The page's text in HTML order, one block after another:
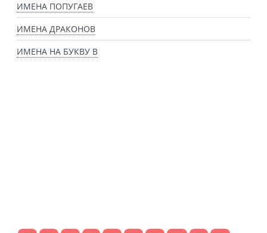
ИМЕНА ПОПУГАЕВ
ИМЕНА ДРАКОНОВ
ИМЕНА НА БУКВУ В